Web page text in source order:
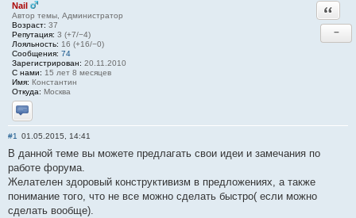
Nail
Автор темы, Администратор
Возраст: 37
Репутация: 3 (+7/−4)
Лояльность: 16 (+16/−0)
Сообщения: 74
Зарегистрирован: 20.11.2010
С нами: 15 лет 8 месяцев
Имя: Константин
Откуда: Москва
Отправить личное сообщение
−
#1 01.05.2015, 14:41
В данной теме вы можете предлагать свои идеи и замечания по
работе форума.
Желателен здоровый конструктивизм в предложениях, а также
понимание того, что не все можно сделать быстро( если можно
сделать вообще).